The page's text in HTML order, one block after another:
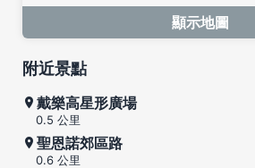
顯示地圖
附近景點
戴樂高星形廣場
0.5 公里
聖恩諾郊區路
0.6 公里